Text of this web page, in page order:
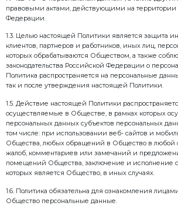
обработки персональных данных
Общество), а также реализуемые
требования к защите
персональным данным, порядок
ответственность за нарушения
1.2. Политика разработана в
Федерации, Гражданским
законом от 27.07.2006 № 149-ФЗ
технологиях и о защите
№ 152-ФЗ «О персональных
правовыми актами,
Федерации.
1.3. Целью настоящей Политики